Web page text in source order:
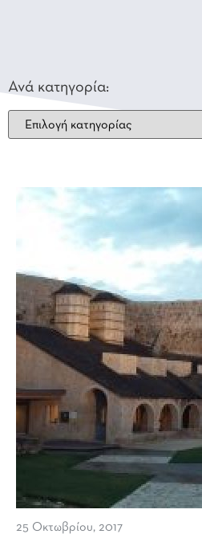
Ανά κατηγορία:
25 Οκτωβρίου, 2017